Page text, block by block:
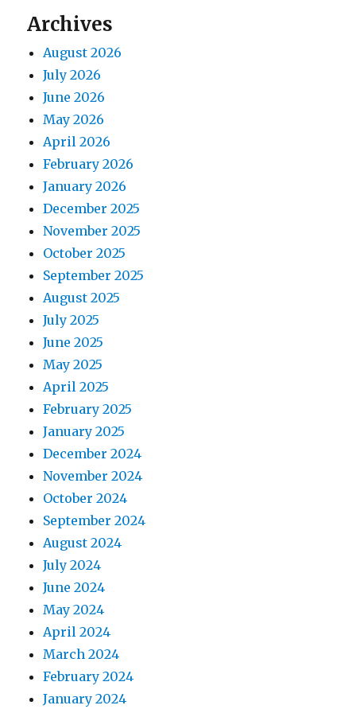
Archives
August 2026
July 2026
June 2026
May 2026
April 2026
February 2026
January 2026
December 2025
November 2025
October 2025
September 2025
August 2025
July 2025
June 2025
May 2025
April 2025
February 2025
January 2025
December 2024
November 2024
October 2024
September 2024
August 2024
July 2024
June 2024
May 2024
April 2024
March 2024
February 2024
January 2024